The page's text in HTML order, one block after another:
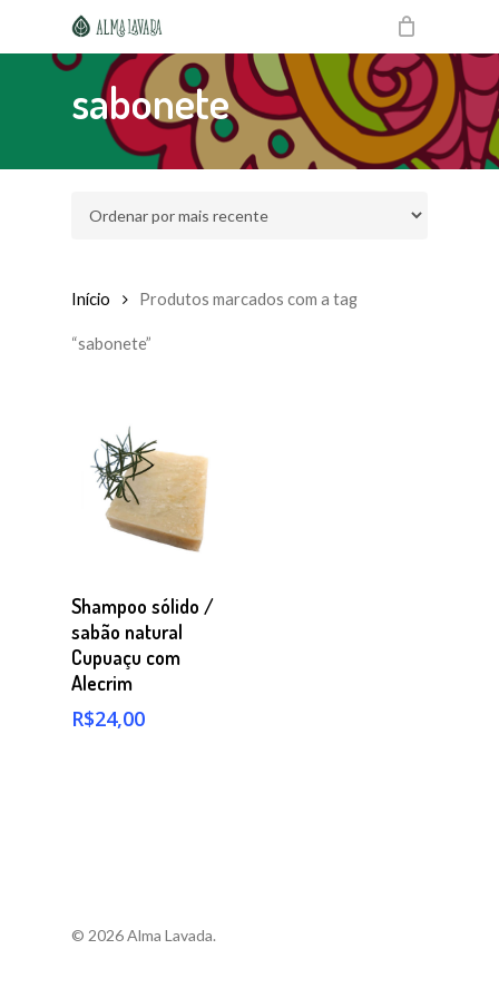
main
sabonete
Início Produtos marcados com a tag
“sabonete”
Comprar
Shampoo sólido /
sabão natural
Cupuaçu com
Alecrim
R$24,00
© 2026 Alma Lavada.